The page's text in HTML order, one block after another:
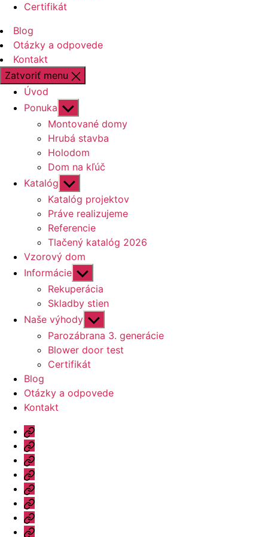
Certifikát
Blog
Otázky a odpovede
Kontakt
Zatvoriť menu
Úvod
Ponuka Zobraziť
druhú
úroveň
navigácie
Montované domy
Hrubá stavba
Holodom
Dom na kľúč
Katalóg Zobraziť
druhú
úroveň
navigácie
Katalóg projektov
Práve realizujeme
Referencie
Tlačený katalóg 2026
Vzorový dom
Informácie Zobraziť
druhú
úroveň
navigácie
Rekuperácia
Skladby stien
Naše výhody Zobraziť
druhú
úroveň
navigácie
Parozábrana 3. generácie
Blower door test
Certifikát
Blog
Otázky a odpovede
Kontakt
Úvod
Ponuka
Katalóg
Vzorový
dom
Informácie
Naše
výhody
Blog
Otázky